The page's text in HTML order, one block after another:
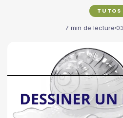
TUTOS
7 min de lecture